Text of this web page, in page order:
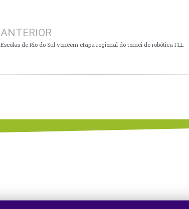
ANTERIOR
Escolas de Rio do Sul vencem etapa regional do tornei de robótica FLL